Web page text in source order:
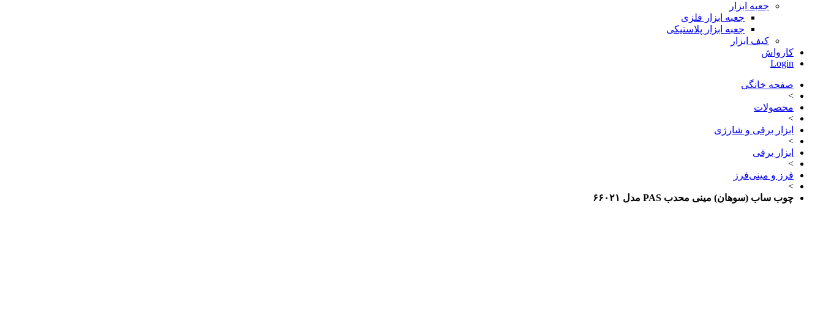
جعبه ابزار
جعبه ابزار فلزی
جعبه ابزار پلاستیکی
کیف ابزار
کارواش
Login
صفحه خانگی
>
محصولات
>
ابزار برقی و شارژی
>
ابزار برقی
>
فرز و مینی‌فرز
>
چوب ساب (سوهان) مینی محدب PAS مدل ۶۶۰۲۱